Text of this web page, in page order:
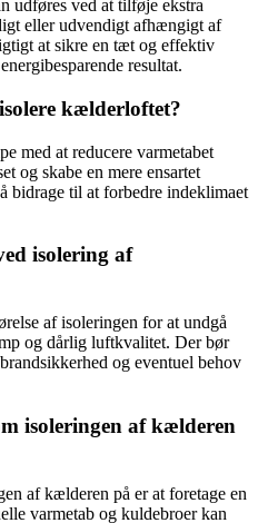
udføres ved at tilføje ekstra
eller udvendigt afhængigt af
at sikre en tæt og effektiv
resultat.
kælderloftet?
med at reducere varmetabet
og skabe en mere ensartet
bidrage til at forbedre indeklimaet
isolering af
af isoleringen for at undgå
og dårlig luftkvalitet. Der bør
og eventuel behov
isoleringen af kælderen
af kælderen på er at foretage en
varmetab og kuldebroer kan